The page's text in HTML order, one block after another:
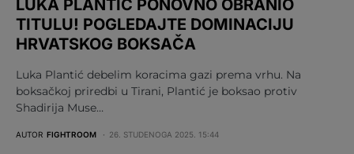
LUKA PLANTIĆ PONOVNO OBRANIO
TITULU! POGLEDAJTE DOMINACIJU
HRVATSKOG BOKSAČA
Luka Plantić debelim koracima gazi prema vrhu. Na
boksačkoj priredbi u Tirani, Plantić je boksao protiv
Shadirija Muse…
AUTOR FIGHTROOM 26. STUDENOGA 2025. 15:44